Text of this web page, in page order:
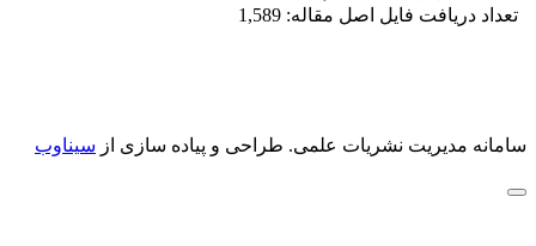
تعداد دریافت فایل اصل مقاله: 1,589
سامانه مدیریت نشریات علمی. طراحی و پیاده سازی از سیناوب